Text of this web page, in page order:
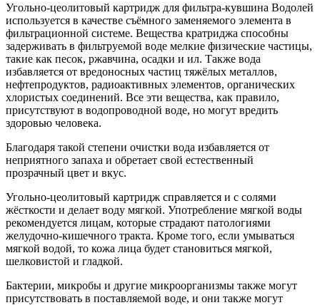
Угольно-цеолитовый картридж для фильтра-кувшина Водолей
используется в качестве съёмного заменяемого элемента в
фильтрационной системе. Вещества кратриджа способны
задерживать в фильтруемой воде мелкие физические частицы,
такие как песок, ржавчина, осадки и ил. Также вода
избавляется от вредоносных частиц тяжёлых металлов,
нефтепродуктов, радиоактивных элементов, органических
хлористых соединений. Все эти вещества, как правило,
присутствуют в водопроводной воде, но могут вредить
здоровью человека.
Благодаря такой степени очистки вода избавляется от
неприятного запаха и обретает свой естественный
прозрачный цвет и вкус.
Угольно-цеолитовый картридж справляется и с солями
жёсткости и делает воду мягкой. Употребление мягкой воды
рекомендуется лицам, которые страдают патологиями
желудочно-кишечного тракта. Кроме того, если умываться
мягкой водой, то кожа лица будет становиться мягкой,
шелковистой и гладкой.
Бактерии, микробы и другие микроорганизмы также могут
присутствовать в поставляемой воде, и они также могут